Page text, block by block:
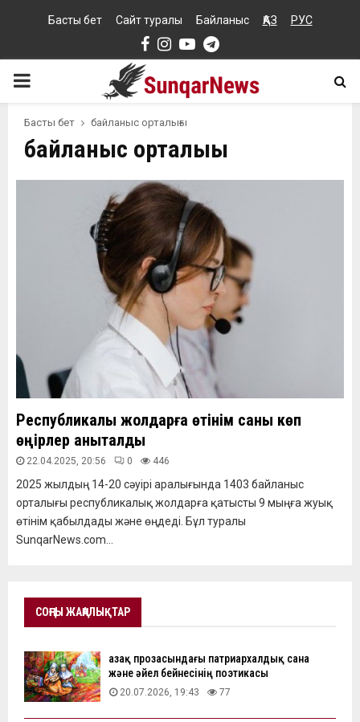
Басты бет Сайт туралы Байланыс ҚАЗ РУС
Facebook
Instagram
YoutubeTelegram
PRIMARY
MENU
Басты бет байланыс орталығы
байланыс орталығы
Республикалық жолдарға өтінім саны көп
өңірлер анықталды
22.04.2025, 20:56 0 446
2025 жылдың 14-20 сәуірі аралығында 1403 байланыс
орталығы республикалық жолдарға қатысты 9 мыңға жуық
өтінім қабылдады және өңдеді. Бұл туралы
SunqarNews.com...
СОҢҒЫ ЖАҢАЛЫҚТАР
Қазақ прозасындағы патриархалдық сана
және әйел бейнесінің поэтикасы
20.07.2026, 19:43 77